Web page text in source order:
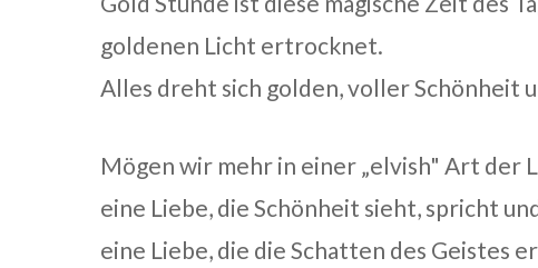
goldenen Licht ertrocknet.
Alles dreht sich golden, voller Schönheit
Mögen wir mehr in einer „elvish" Art der
eine Liebe, die Schönheit sieht, spricht
eine Liebe, die die Schatten des Geistes